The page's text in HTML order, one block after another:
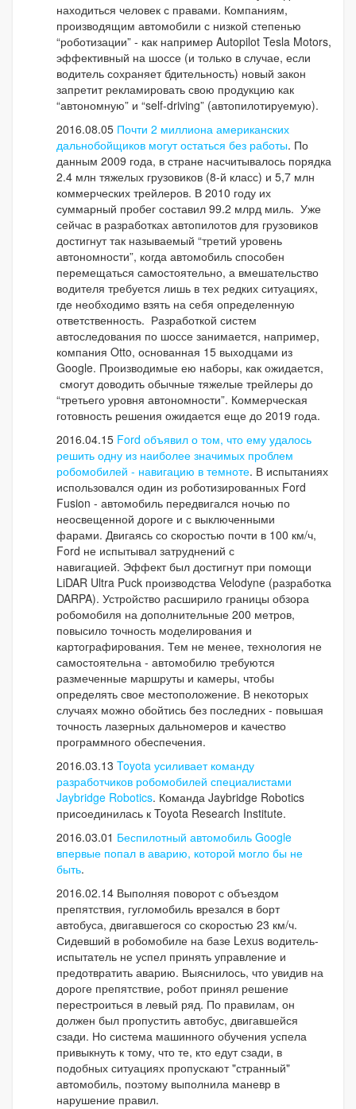
находиться человек с правами. Компаниям,
производящим автомобили с низкой степенью
“роботизации” - как например Autopilot Tesla Motors,
эффективный на шоссе (и только в случае, если
водитель сохраняет бдительность) новый закон
запретит рекламировать свою продукцию как
“автономную” и “self-driving” (автопилотируемую).
2016.08.05 Почти 2 миллиона американских
дальнобойщиков могут остаться без работы. По
данным 2009 года, в стране насчитывалось порядка
2.4 млн тяжелых грузовиков (8-й класс) и 5,7 млн
коммерческих трейлеров. В 2010 году их
суммарный пробег составил 99.2 млрд миль. Уже
сейчас в разработках автопилотов для грузовиков
достигнут так называемый “третий уровень
автономности”, когда автомобиль способен
перемещаться самостоятельно, а вмешательство
водителя требуется лишь в тех редких ситуациях,
где необходимо взять на себя определенную
ответственность. Разработкой систем
автоследования по шоссе занимается, например,
компания Otto, основанная 15 выходцами из
Google. Производимые ею наборы, как ожидается,
смогут доводить обычные тяжелые трейлеры до
“третьего уровня автономности”. Коммерческая
готовность решения ожидается еще до 2019 года.
2016.04.15 Ford объявил о том, что ему удалось
решить одну из наиболее значимых проблем
робомобилей - навигацию в темноте. В испытаниях
использовался один из роботизированных Ford
Fusion - автомобиль передвигался ночью по
неосвещенной дороге и с выключенными
фарами. Двигаясь со скоростью почти в 100 км/ч,
Ford не испытывал затруднений с
навигацией. Эффект был достигнут при помощи
LiDAR Ultra Puck производства Velodyne (разработка
DARPA). Устройство расширило границы обзора
робомобиля на дополнительные 200 метров,
повысило точность моделирования и
картографирования. Тем не менее, технология не
самостоятельна - автомобилю требуются
размеченные маршруты и камеры, чтобы
определять свое местоположение. В некоторых
случаях можно обойтись без последних - повышая
точность лазерных дальномеров и качество
программного обеспечения.
2016.03.13 Toyota усиливает команду
разработчиков робомобилей специалистами
Jaybridge Robotics. Команда Jaybridge Robotics
присоединилась к Toyota Research Institute.
2016.03.01 Беспилотный автомобиль Google
впервые попал в аварию, которой могло бы не
быть.
2016.02.14 Выполняя поворот с объездом
препятствия, гугломобиль врезался в борт
автобуса, двигавшегося со скоростью 23 км/ч.
Сидевший в робомобиле на базе Lexus водитель-
испытатель не успел принять управление и
предотвратить аварию. Выяснилось, что увидив на
дороге препятствие, робот принял решение
перестроиться в левый ряд. По правилам, он
должен был пропустить автобус, двигавшейся
сзади. Но система машинного обучения успела
привыкнуть к тому, что те, кто едут сзади, в
подобных ситуациях пропускают "странный"
автомобиль, поэтому выполнила маневр в
нарушение правил.